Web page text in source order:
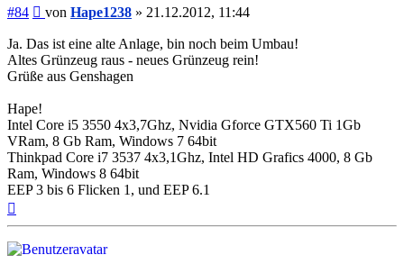
#84 Beitrag
von Hape1238 » 21.12.2012, 11:44
Ja. Das ist eine alte Anlage, bin noch beim Umbau!
Altes Grünzeug raus - neues Grünzeug rein!
Grüße aus Genshagen
Hape!
Intel Core i5 3550 4x3,7Ghz, Nvidia Gforce GTX560 Ti 1Gb
VRam, 8 Gb Ram, Windows 7 64bit
Thinkpad Core i7 3537 4x3,1Ghz, Intel HD Grafics 4000, 8 Gb
Ram, Windows 8 64bit
EEP 3 bis 6 Flicken 1, und EEP 6.1